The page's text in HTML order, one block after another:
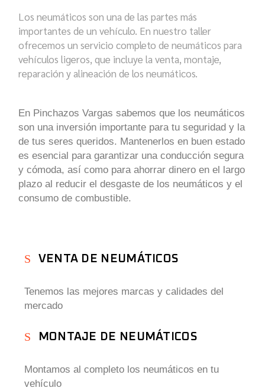
Los neumáticos son una de las partes más
importantes de un vehículo. En nuestro taller
ofrecemos un servicio completo de neumáticos para
vehículos ligeros, que incluye la venta, montaje,
reparación y alineación de los neumáticos.
En Pinchazos Vargas sabemos que los neumáticos
son una inversión importante para tu seguridad y la
de tus seres queridos. Mantenerlos en buen estado
es esencial para garantizar una conducción segura
y cómoda, así como para ahorrar dinero en el largo
plazo al reducir el desgaste de los neumáticos y el
consumo de combustible.
VENTA DE NEUMÁTICOS
Tenemos las mejores marcas y calidades del
mercado
MONTAJE DE NEUMÁTICOS
Montamos al completo los neumáticos en tu
vehículo